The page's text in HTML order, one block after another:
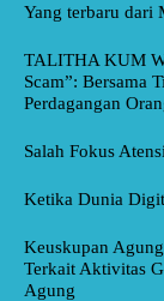
Yang terbaru dari
TALITHA KUM
Scam”: Bersama
Perdagangan
Salah Fokus
Ketika Dunia
Keuskupan
Terkait Aktivitas
Agung